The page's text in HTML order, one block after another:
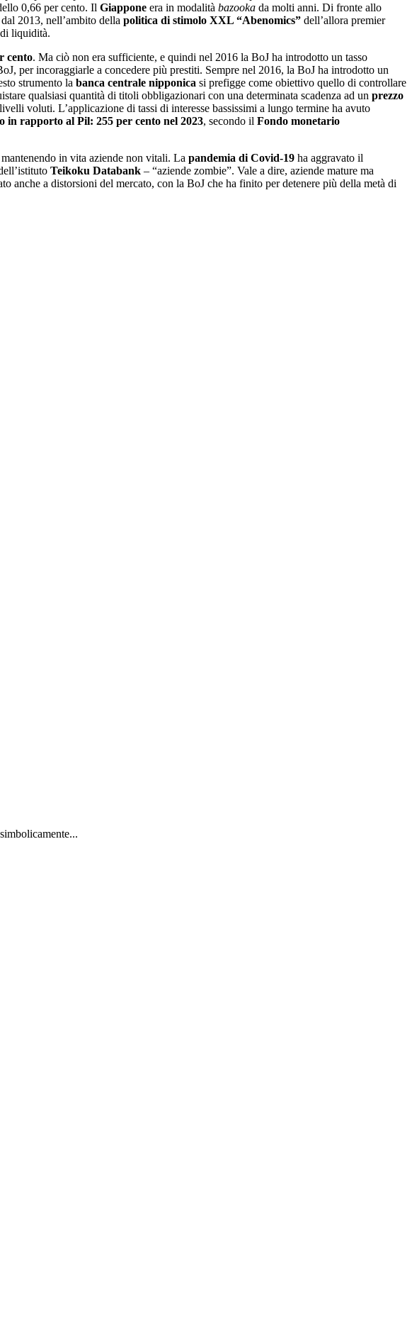
0,66 per cento. Il Giappone era in modalità bazooka da molti anni. Di fronte allo
2013, nell’ambito della politica di stimolo XXL “Abenomics” dell’allora premier
liquidità.
cento. Ma ciò non era sufficiente, e quindi nel 2016 la BoJ ha introdotto un tasso
per incoraggiarle a concedere più prestiti. Sempre nel 2016, la BoJ ha introdotto un
strumento la banca centrale nipponica si prefigge come obiettivo quello di controllare
qualsiasi quantità di titoli obbligazionari con una determinata scadenza ad un prezzo
voluti. L’applicazione di tassi di interesse bassissimi a lungo termine ha avuto
in rapporto al Pil: 255 per cento nel 2023, secondo il Fondo monetario
in vita aziende non vitali. La pandemia di Covid-19 ha aggravato il
Teikoku Databank – “aziende zombie”. Vale a dire, aziende mature ma
anche a distorsioni del mercato, con la BoJ che ha finito per detenere più della metà di